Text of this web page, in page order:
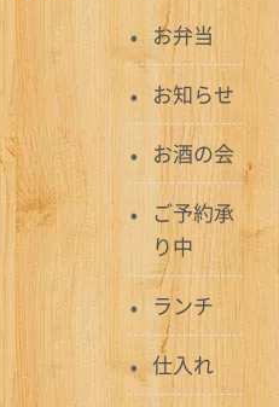
お弁当
お知らせ
お酒の会
ご予約承
り中
ランチ
仕入れ